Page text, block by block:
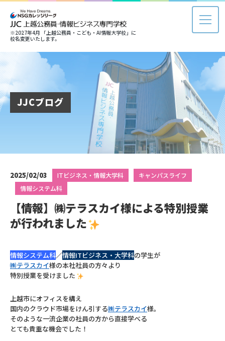
※2027年4月 「上越公務員・こども・AI情報大学校」に
校名変更いたします。
JJCブログ
2025/02/03 ITビジネス・情報大学科
キャンパスライフ
情報システム科
【情報】㈱テラスカイ様による特別授業
が行われました
情報システム科／情報ITビジネス・大学科の学生が
㈱テラスカイ様の本社社員の方々より
特別授業を受けました
上越市にオフィスを構え
国内のクラウド市場をけん引する㈱テラスカイ様。
そのような一流企業の社員の方から直接学べる
とても貴重な機会でした！